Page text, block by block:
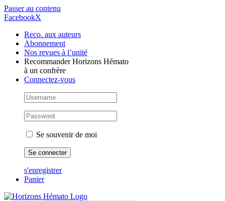
Passer au contenu
FacebookX
Reco. aux auteurs
Abonnement
Nos revues à l’unité
Recommander Horizons Hémato
à un confrère
Connectez-vous
Se souvenir de moi
s'enregistrer
Panier